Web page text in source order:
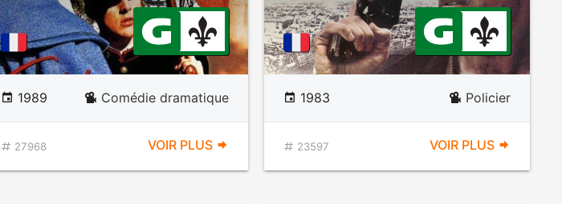
1989 Comédie dramatique
27968 VOIR PLUS
1983 Policier
23597 VOIR PLUS